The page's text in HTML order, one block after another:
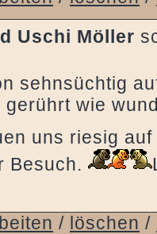
Uschi Möller
sehnsüchtig
wie
uns riesig
Besuch.
/ löschen /